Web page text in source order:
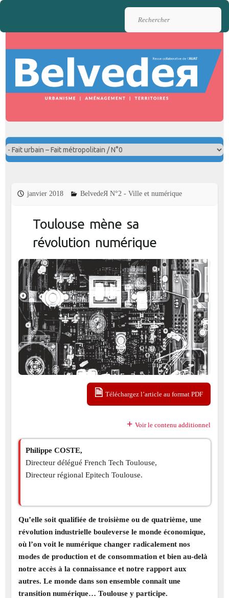
Rechercher
janvier 2018 BelvedeЯ N°2 - Ville et numérique
Toulouse mène sa
révolution numérique
Téléchargez l’article au format PDF
Voir le contenu additionnel
Philippe COSTE,
Directeur délégué French Tech Toulouse,
Directeur régional Epitech Toulouse.
Qu’elle soit qualifiée de troisième ou de quatrième, une
révolution industrielle bouleverse le monde économique,
où l’on voit le numérique changer radicalement nos
modes de production et de consommation et bien au-delà
notre accès à la connaissance et notre rapport aux
autres. Le monde dans son ensemble connaît une
transition numérique… Toulouse y participe.